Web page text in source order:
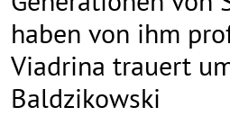
haben von ihm
Viadrina trauert
Baldzikowski